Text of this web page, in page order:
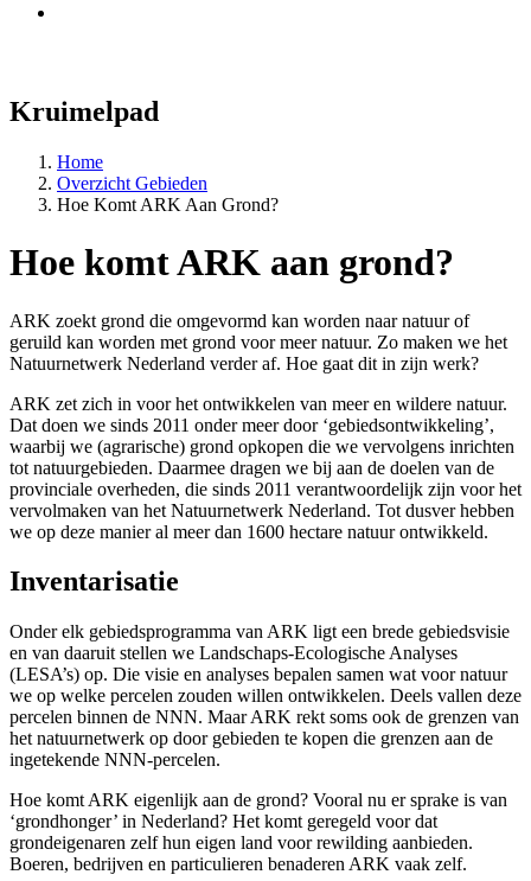
Kruimelpad
Home
Overzicht Gebieden
Hoe Komt ARK Aan Grond?
Hoe komt ARK aan grond?
ARK zoekt grond die omgevormd kan worden naar natuur of
geruild kan worden met grond voor meer natuur. Zo maken we het
Natuurnetwerk Nederland verder af. Hoe gaat dit in zijn werk?
ARK zet zich in voor het ontwikkelen van meer en wildere natuur.
Dat doen we sinds 2011 onder meer door ‘gebiedsontwikkeling’,
waarbij we (agrarische) grond opkopen die we vervolgens inrichten
tot natuurgebieden. Daarmee dragen we bij aan de doelen van de
provinciale overheden, die sinds 2011 verantwoordelijk zijn voor het
vervolmaken van het Natuurnetwerk Nederland. Tot dusver hebben
we op deze manier al meer dan 1600 hectare natuur ontwikkeld.
Inventarisatie
Onder elk gebiedsprogramma van ARK ligt een brede gebiedsvisie
en van daaruit stellen we Landschaps-Ecologische Analyses
(LESA’s) op. Die visie en analyses bepalen samen wat voor natuur
we op welke percelen zouden willen ontwikkelen. Deels vallen deze
percelen binnen de NNN. Maar ARK rekt soms ook de grenzen van
het natuurnetwerk op door gebieden te kopen die grenzen aan de
ingetekende NNN-percelen.
Hoe komt ARK eigenlijk aan de grond? Vooral nu er sprake is van
‘grondhonger’ in Nederland? Het komt geregeld voor dat
grondeigenaren zelf hun eigen land voor rewilding aanbieden.
Boeren, bedrijven en particulieren benaderen ARK vaak zelf.